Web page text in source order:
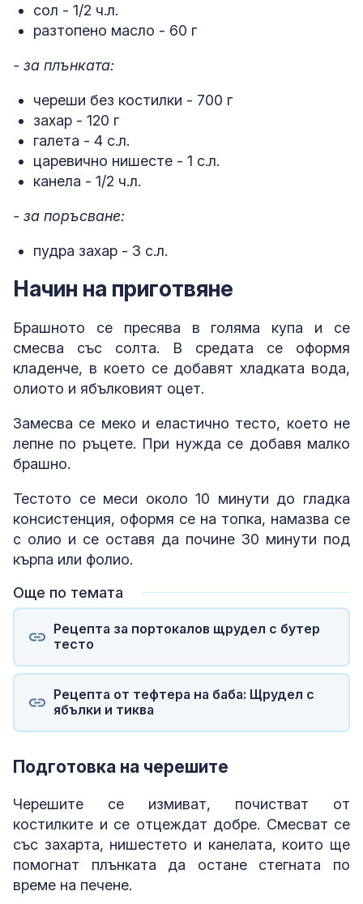
сол - 1/2 ч.л.
разтопено масло - 60 г
- за плънката:
череши без костилки - 700 г
захар - 120 г
галета - 4 с.л.
царевично нишесте - 1 с.л.
канела - 1/2 ч.л.
- за поръсване:
пудра захар - 3 с.л.
Начин на приготвяне
Брашното се пресява в голяма купа и се
смесва със солта. В средата се оформя
кладенче, в което се добавят хладката вода,
олиото и ябълковият оцет.
Замесва се меко и еластично тесто, което не
лепне по ръцете. При нужда се добавя малко
брашно.
Тестото се меси около 10 минути до гладка
консистенция, оформя се на топка, намазва се
с олио и се оставя да почине 30 минути под
кърпа или фолио.
Още по темата
Рецепта за портокалов щрудел с бутер
тесто
Рецепта от тефтера на баба: Щрудел с
ябълки и тиква
Подготовка на черешите
Черешите се измиват, почистват от
костилките и се отцеждат добре. Смесват се
със захарта, нишестето и канелата, които ще
помогнат плънката да остане стегната по
време на печене.